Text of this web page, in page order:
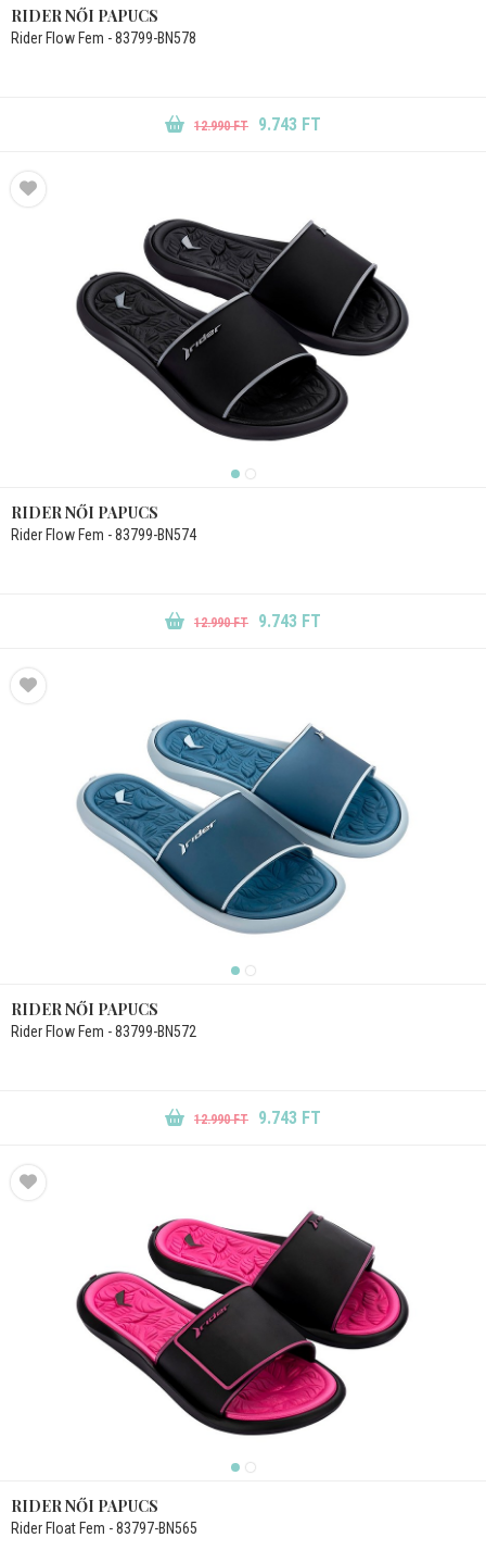
RIDER NŐI PAPUCS
Rider Flow Fem - 83799-BN578
12.990 FT 9.743 FT
RIDER NŐI PAPUCS
Rider Flow Fem - 83799-BN574
12.990 FT 9.743 FT
RIDER NŐI PAPUCS
Rider Flow Fem - 83799-BN572
12.990 FT 9.743 FT
RIDER NŐI PAPUCS
Rider Float Fem - 83797-BN565